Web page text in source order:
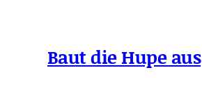
Baut die Hupe aus